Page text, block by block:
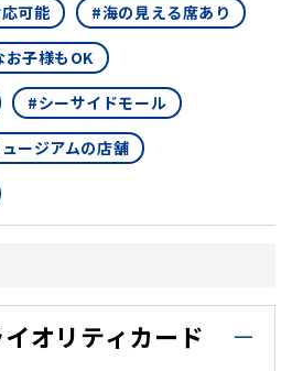
可能
#海の見える席あり
お子様もOK
#シーサイドモール
ージアムの店舗
オリティカード